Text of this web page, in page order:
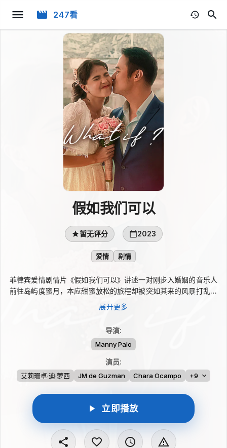
247看
假如我们可以
暂无评分 2023
爱情 剧情
菲律宾爱情剧情片《假如我们可以》讲述一对刚步入婚姻的音乐人
前往岛屿度蜜月，本应甜蜜放松的旅程却被突如其来的风暴打乱。
困在风雨之中，两人不得不正视婚姻里难以回避的现实与压力。浪
漫假期逐渐变成关系的考验，那些可能撕裂彼此的难题也随之浮
展开更多
导演:
Manny Palo
演员:
艾莉珊卓·迪·萝西 JM de Guzman Chara Ocampo +9
立即播放